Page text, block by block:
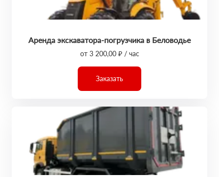
Аренда экскаватора-погрузчика в Беловодье
от 3 200,00 ₽ / час
Заказать